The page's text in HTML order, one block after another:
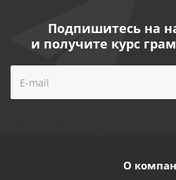
Подпишитесь на
и получите курс
О